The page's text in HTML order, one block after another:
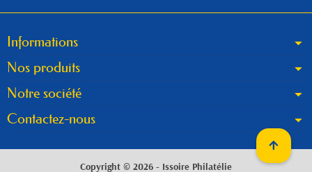
Informations
Nos produits
Notre société
Contactez-nous
Copyright © 2026 - Issoire Philatélie